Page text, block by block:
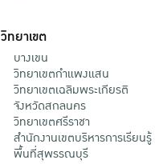
วิทยาเขต
บางเขน
วิทยาเขตกําแพงแสน
วิทยาเขตเฉลิมพระเกียรติ
จังหวัดสกลนคร
วิทยาเขตศรีราชา
สำนักงานเขตบริหารการเรียนรู้
พื้นที่สุพรรณบุรี